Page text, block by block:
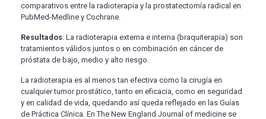
comparativos entre la radioterapia y la prostatectomía radical en
PubMed-Medline y Cochrane.
Resultados: La radioterapia externa e interna (braquiterapia) son
tratamientos válidos juntos o en combinación en cáncer de
próstata de bajo, medio y alto riesgo.
La radioterapia es al menos tan efectiva como la cirugía en
cualquier tumor prostático, tanto en eficacia, como en seguridad
y en calidad de vida, quedando así queda reflejado en las Guías
de Práctica Clínica. En The New England Journal of medicine se